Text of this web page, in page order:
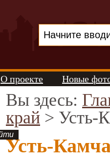
О проекте Новые
Вы здесь:
край > Усть-
Усть-